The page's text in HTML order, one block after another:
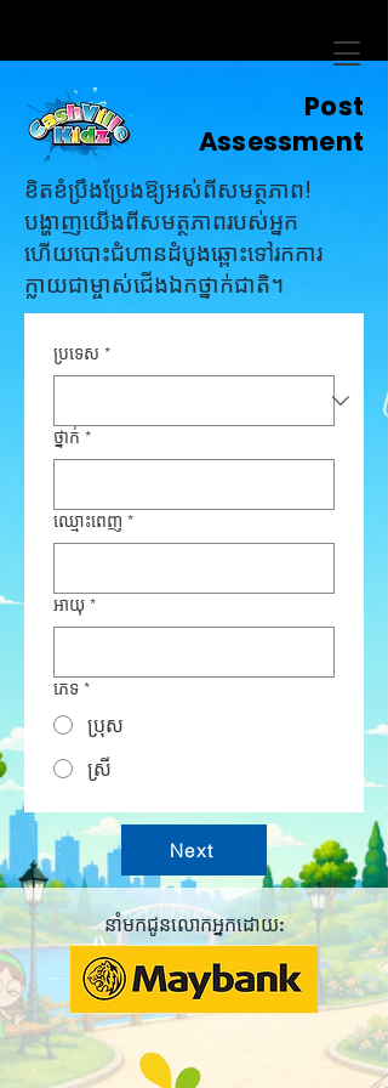
Post
Assessment
ខិតខំប្រឹងប្រែងឱ្យអស់ពីសមត្ថភាព!
បង្ហាញយើងពីសមត្ថភាពរបស់អ្នក
ហើយបោះជំហានដំបូងឆ្ពោះទៅរកការ
ក្លាយជាម្ចាស់ជើងឯកថ្នាក់ជាតិ។
ប្រទេស *
ថ្នាក់ *
ឈ្មោះពេញ *
អាយុ *
ភេទ *
ប្រុស
ស្រី
Next
នាំមក​ជូន​លោកអ្នក​ដោយ: